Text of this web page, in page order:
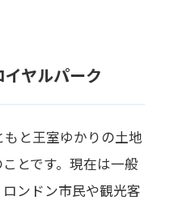
ヤルパーク
と王室ゆかりの土地
とです。現在は一般
ンドン市民や観光客